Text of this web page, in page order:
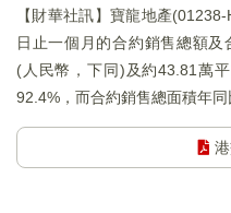
【財華社訊】寶龍地產
日止一個月的合約銷售總額
(人民幣，下同)及約43.81萬
92.4%，而合約銷售總面積年同